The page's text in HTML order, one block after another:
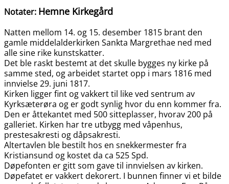
Notater: Hemne Kirkegård
Natten mellom 14. og 15. desember 1815 brant den
gamle middelalderkirken Sankta Margrethae ned med
alle sine rike kunstskatter.
Det ble raskt bestemt at det skulle bygges ny kirke på
samme sted, og arbeidet startet opp i mars 1816 med
innvielse 29. juni 1817.
Kirken ligger fint og vakkert til like ved sentrum av
Kyrksæterøra og er godt synlig hvor du enn kommer fra.
Den er åttekantet med 500 sitteplasser, hvorav 200 på
galleriet. Kirken har tre utbygg med våpenhus,
prestesakresti og dåpsakresti.
Altertavlen ble bestilt hos en snekkermester fra
Kristiansund og kostet da ca 525 Spd.
Døpefonten er gitt som gave til innvielsen av kirken.
Døpefatet er vakkert dekorert. I bunnen finner vi et bilde